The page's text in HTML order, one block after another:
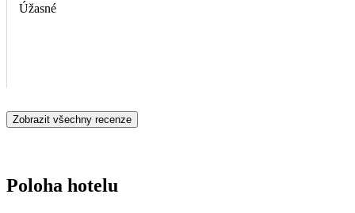
Úžasné
Zobrazit všechny recenze
Poloha hotelu